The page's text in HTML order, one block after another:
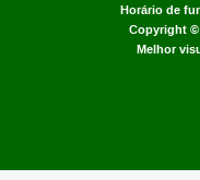
Horário de
Copyright ©
Melhor